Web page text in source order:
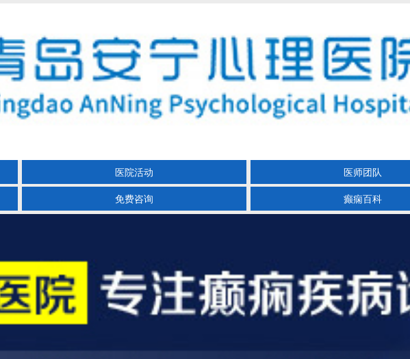
医院活动 医师团队
免费咨询 癫痫百科